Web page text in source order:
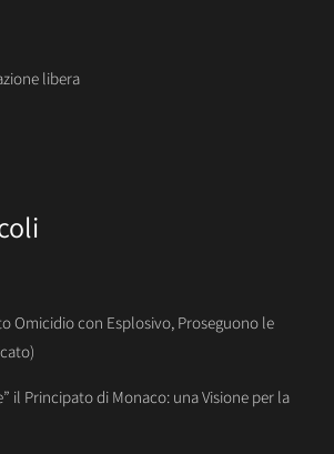
libera
Omicidio con Esplosivo, Proseguono le
il Principato di Monaco: una Visione per la